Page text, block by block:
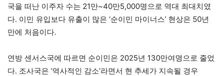
국을 떠난 이주자 수는 21만~40만5,000명으로 역대 최대치였
다. 이민 유입보다 유출이 많은 ‘순이민 마이너스’ 현상은 50년
만에 처음이다.
연방 센서스국에 따르면 순이민은 2025년 130만여명으로 줄었
다. 조사국은 ‘역사적인 감소’라면서 현 추세가 지속될 경우